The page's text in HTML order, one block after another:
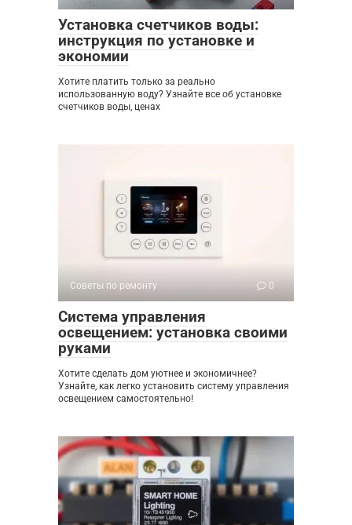
Установка счетчиков воды:
инструкция по установке и
экономии
Хотите платить только за реально
использованную воду? Узнайте все об установке
счетчиков воды, ценах
Советы по ремонту 0
Система управления
освещением: установка своими
руками
Хотите сделать дом уютнее и экономичнее?
Узнайте, как легко установить систему управления
освещением самостоятельно!